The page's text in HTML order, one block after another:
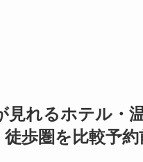
見れるホテル・
歩圏を比較予